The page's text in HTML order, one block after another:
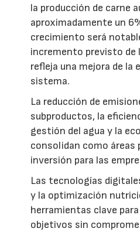
la producción de carne
aproximadamente un
crecimiento será
incremento previsto de
refleja una mejora de la
sistema.
La reducción de
subproductos, la
gestión del agua y la
consolidan como áreas
inversión para las
Las tecnologías
y la optimización
herramientas clave
objetivos sin